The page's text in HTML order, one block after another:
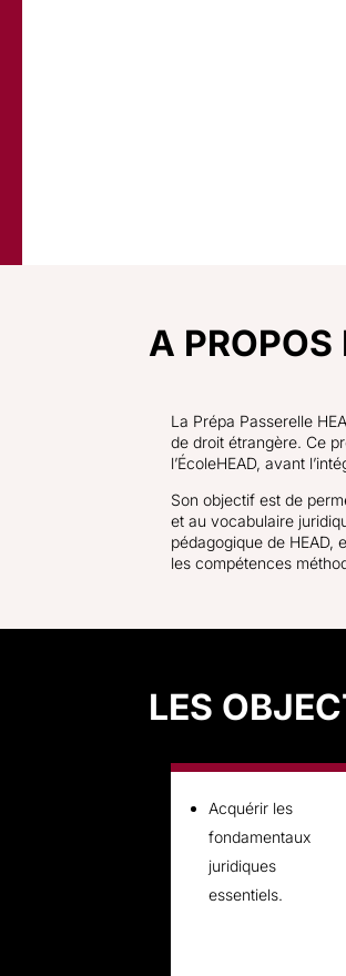
A PROPOS
La Prépa Passerelle
de droit étrangère. Ce
l’ÉcoleHEAD, avant
Son objectif est de
et au vocabulaire
pédagogique de HEAD,
les compétences
LES
Acquérir les
fondamentaux
juridiques
essentiels.